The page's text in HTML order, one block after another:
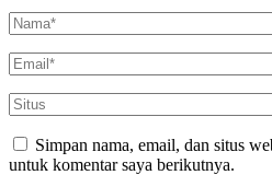
Simpan nama, email, dan situs
untuk komentar saya berikutnya.